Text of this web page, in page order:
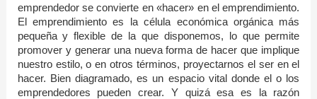
emprendedor se convierte en «hacer» en el emprendimiento.
El emprendimiento es la célula económica orgánica más
pequeña y flexible de la que disponemos, lo que permite
promover y generar una nueva forma de hacer que implique
nuestro estilo, o en otros términos, proyectarnos el ser en el
hacer. Bien diagramado, es un espacio vital donde el o los
emprendedores pueden crear. Y quizá esa es la razón